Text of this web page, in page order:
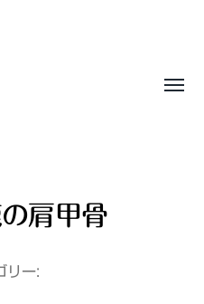
肩甲骨
リー: